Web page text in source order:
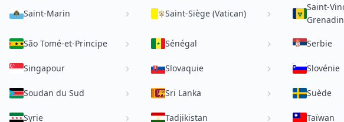
Saint-Marin Saint-Siège (Vatican)
Saint-
São Tomé-et-Principe Sénégal Serbie
Singapour Slovaquie Slovénie
Soudan du Sud Sri Lanka Suède
Syrie Tadjikistan Taïwan